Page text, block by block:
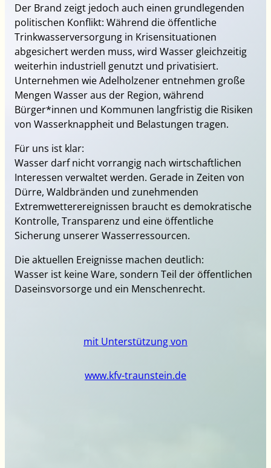
Der Brand zeigt jedoch auch einen grundlegenden
politischen Konflikt: Während die öffentliche
Trinkwasserversorgung in Krisensituationen
abgesichert werden muss, wird Wasser gleichzeitig
weiterhin industriell genutzt und privatisiert.
Unternehmen wie Adelholzener entnehmen große
Mengen Wasser aus der Region, während
Bürger*innen und Kommunen langfristig die Risiken
von Wasserknappheit und Belastungen tragen.
Für uns ist klar:
Wasser darf nicht vorrangig nach wirtschaftlichen
Interessen verwaltet werden. Gerade in Zeiten von
Dürre, Waldbränden und zunehmenden
Extremwetterereignissen braucht es demokratische
Kontrolle, Transparenz und eine öffentliche
Sicherung unserer Wasserressourcen.
Die aktuellen Ereignisse machen deutlich:
Wasser ist keine Ware, sondern Teil der öffentlichen
Daseinsvorsorge und ein Menschenrecht.
mit Unterstützung von
www.kfv-traunstein.de